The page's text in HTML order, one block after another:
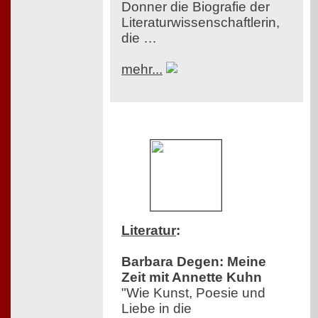
Donner die Biografie der
Literaturwissenschaftlerin,
die …
mehr...
Literatur:
Barbara Degen: Meine
Zeit mit Annette Kuhn
"Wie Kunst, Poesie und
Liebe in die